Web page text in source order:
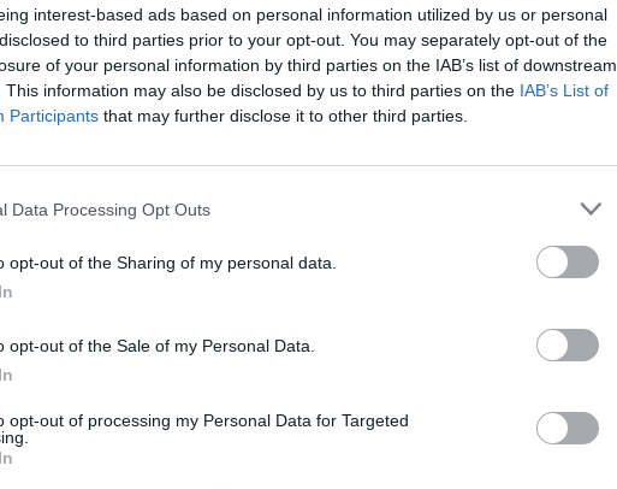
interest-based ads based on personal information utilized by us or personal
to third parties prior to your opt-out. You may separately opt-out of the
of your personal information by third parties on the IAB’s list of downstream
This information may also be disclosed by us to third parties on the IAB’s List of
Participants that may further disclose it to other third parties.
Data Processing Opt Outs
opt-out of the Sharing of my personal data.
opt-out of the Sale of my Personal Data.
opt-out of processing my Personal Data for Targeted